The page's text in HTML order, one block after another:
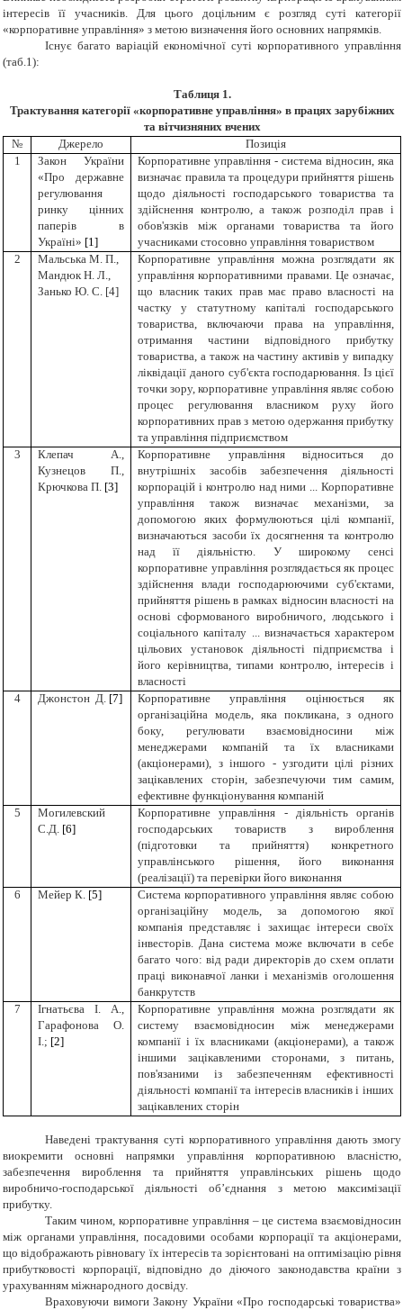
інтересів її учасників. Для цього доцільним є розгляд суті категорії
«корпоративне управління» з метою визначення його основних напрямків.
Існує багато варіацій економічної суті корпоративного управління
(таб.1):
Таблиця 1.
Трактування категорії «корпоративне управління» в працях зарубіжних
та вітчизняних вчених
№
Джерело
Позиція
1
Закон України
«Про державне
регулювання
ринку цінних
паперів в
Україні» [1]
Корпоративне управління - система відносин, яка
визначає правила та процедури прийняття рішень
щодо діяльності господарського товариства та
здійснення контролю, а також розподіл прав і
обов'язків між органами товариства та його
учасниками стосовно управління товариством
2
Мальська М. П.,
Мандюк Н. Л.,
Занько Ю. С. [4]
Корпоративне управління можна розглядати як
управління корпоративними правами. Це означає,
що власник таких прав має право власності на
частку у статутному капіталі господарського
товариства, включаючи права на управління,
отримання частини відповідного прибутку
товариства, а також на частину активів у випадку
ліквідації даного суб'єкта господарювання. Із цієї
точки зору, корпоративне управління являє собою
процес регулювання власником руху його
корпоративних прав з метою одержання прибутку
та управління підприємством
3
Клепач А.,
Кузнецов П.,
Крючкова П. [3]
Корпоративне управління відноситься до
внутрішніх засобів забезпечення діяльності
корпорацій і контролю над ними ... Корпоративне
управління також визначає механізми, за
допомогою яких формулюються цілі компанії,
визначаються засоби їх досягнення та контролю
над її діяльністю. У широкому сенсі
корпоративне управління розглядається як процес
здійснення влади господарюючими суб'єктами,
прийняття рішень в рамках відносин власності на
основі сформованого виробничого, людського і
соціального капіталу ... визначається характером
цільових установок діяльності підприємства і
його керівництва, типами контролю, інтересів і
власності
4
Джонстон Д. [7]
Корпоративне управління оцінюється як
організаційна модель, яка покликана, з одного
боку, регулювати взаємовідносини між
менеджерами компаній та їх власниками
(акціонерами), з іншого - узгодити цілі різних
зацікавлених сторін, забезпечуючи тим самим,
ефективне функціонування компаній
5
Могилевский
С.Д. [6]
Корпоративне управління - діяльність органів
господарських товариств з вироблення
(підготовки та прийняття) конкретного
управлінського рішення, його виконання
(реалізації) та перевірки його виконання
6
Мейер К. [5]
Система корпоративного управління являє собою
організаційну модель, за допомогою якої
компанія представляє і захищає інтереси своїх
інвесторів. Дана система може включати в себе
багато чого: від ради директорів до схем оплати
праці виконавчої ланки і механізмів оголошення
банкрутств
7
Ігнатьєва І. А.,
Гарафонова О.
І.; [2]
Корпоративне управління можна розглядати як
систему взаємовідносин між менеджерами
компанії і їх власниками (акціонерами), а також
іншими зацікавленими сторонами, з питань,
пов'язаними із забезпеченням ефективності
діяльності компанії та інтересів власників і інших
зацікавлених сторін
Наведені трактування суті корпоративного управління дають змогу
виокремити основні напрямки управління корпоративною власністю,
забезпечення вироблення та прийняття управлінських рішень щодо
виробничо-господарської діяльності об’єднання з метою максимізації
прибутку.
Таким чином, корпоративне управління – це система взаємовідносин
між органами управління, посадовими особами корпорації та акціонерами,
що відображають рівновагу їх інтересів та зорієнтовані на оптимізацію рівня
прибутковості корпорації, відповідно до діючого законодавства країни з
урахуванням міжнародного досвіду.
Враховуючи вимоги Закону України «Про господарські товариства»